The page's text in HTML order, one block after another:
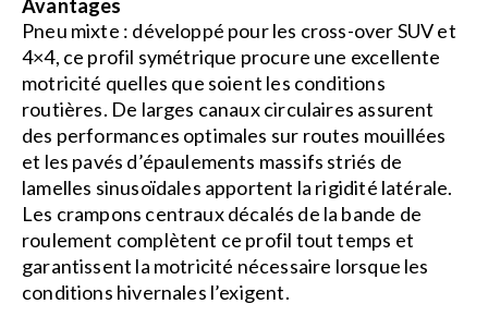
Avantages
Pneu mixte : développé pour les cross-over SUV et
4×4, ce profil symétrique procure une excellente
motricité quelles que soient les conditions
routières. De larges canaux circulaires assurent
des performances optimales sur routes mouillées
et les pavés d’épaulements massifs striés de
lamelles sinusoïdales apportent la rigidité latérale.
Les crampons centraux décalés de la bande de
roulement complètent ce profil tout temps et
garantissent la motricité nécessaire lorsque les
conditions hivernales l’exigent.